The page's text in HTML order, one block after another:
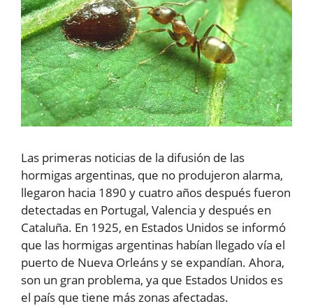
Las primeras noticias de la difusión de las
hormigas argentinas, que no produjeron alarma,
llegaron hacia 1890 y cuatro años después fueron
detectadas en Portugal, Valencia y después en
Cataluña. En 1925, en Estados Unidos se informó
que las hormigas argentinas habían llegado vía el
puerto de Nueva Orleáns y se expandían. Ahora,
son un gran problema, ya que Estados Unidos es
el país que tiene más zonas afectadas.